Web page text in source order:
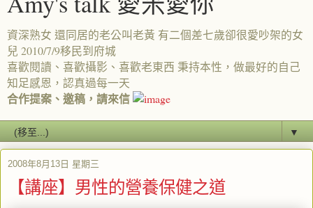
資深熟女 還同居的老公叫老黃 有二個差七歲卻很愛吵架的女
兒 2010/7/9移民到府城
喜歡閱讀、喜歡攝影、喜歡老東西 秉持本性，做最好的自己
知足感恩，認真過每一天
合作提案、邀稿，請來信
▼
2008年8月13日 星期三
【講座】男性的營養保健之道